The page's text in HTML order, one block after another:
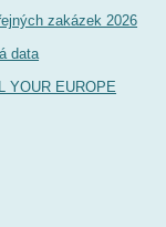
zakázek 2026
data
YOUR EUROPE